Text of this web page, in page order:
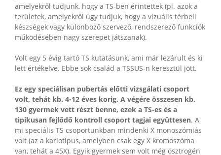
amelyekről tudjunk, hogy a TS-ben érintettek (pl. azok a
területek, amelyekről úgy tudjuk, hogy a vizuális térbeli
készségek vagy különböző szervező, rendszerező funkciók
működésében nagy szerepet játszanak).
Volt egy 5 évig tartó TS kutatásunk, ami már lezárult és ki
lett értékelve. Ebbe sok család a TSSUS-n keresztül jött.
Ez egy speciálisan pubertás előtti vizsgálati csoport
volt, tehát kb. 4-12 éves korig. A végére összesen kb.
130 gyermek vett részt benne, ezek a TS-es és a
tipikusan fejlődő kontroll csoport tagjai együttesen. A
mi speciális TS csoportunkban mindenki X monoszómiás
volt (az a kariotípus, amelyben csak egy X kromoszóma
van, tehát a 45X). Egyik gyermek sem volt még ösztrogén